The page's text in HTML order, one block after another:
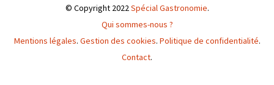
© Copyright 2022Spécial Gastronomie.
Qui sommes-nous ?
Mentions légales. Gestion des cookies. Politique de confidentialité.
Contact.